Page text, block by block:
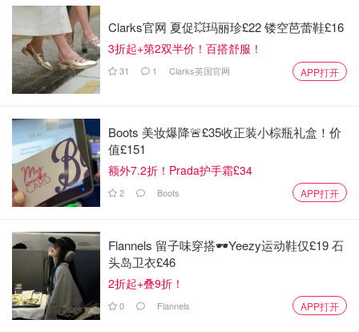
名人数不胜数，大艺术家卓别林、天王迈克尔杰克逊等巨星
都曾在这里挥洒过激情与汗水，这个地方也曾记录下了他们
的那些精彩的高光时刻。一个世纪后，曾经的跑马场历经风
雨沧桑，如今已经摇身一变为集夜总会、赌场、餐厅和酒吧
于一体的综合性娱乐场地。而藏匿于这个巨大娱乐场所中的
容纳100位食客。在这里经常会有极具格调的表演，食客们
能同时体验视觉与味觉的双重盛宴。而一楼的酒吧是著名的
Penny floor所在地，成千上万的一美分硬币铺在超过40平
米的地面上，极尽奢华与闪耀，边就餐边数硬币可以说是非
这家好评如潮的牛扒屋拥有世界上最好的牛排原料——顶级
USDA牛肉，所以在这里你吃到的每一种牛肉都毫无疑问，
绝对顶级的味觉体验。
Clarks官网 夏促💥玛丽珍£22 镂空芭蕾鞋£16
3折起+第2双半价！百搭舒服！
31 1 Clarks英国官网 APP打开
Boots 美妆爆降🚨£35收正装小棕瓶礼盒！价
值£151
额外7.2折！Prada护手霜£34
2 Boots APP打开
Flannels 留子味穿搭🕶️Yeezy运动鞋仅£19 石
头岛卫衣£46
2折起+叠9折！
0 Flannels APP打开